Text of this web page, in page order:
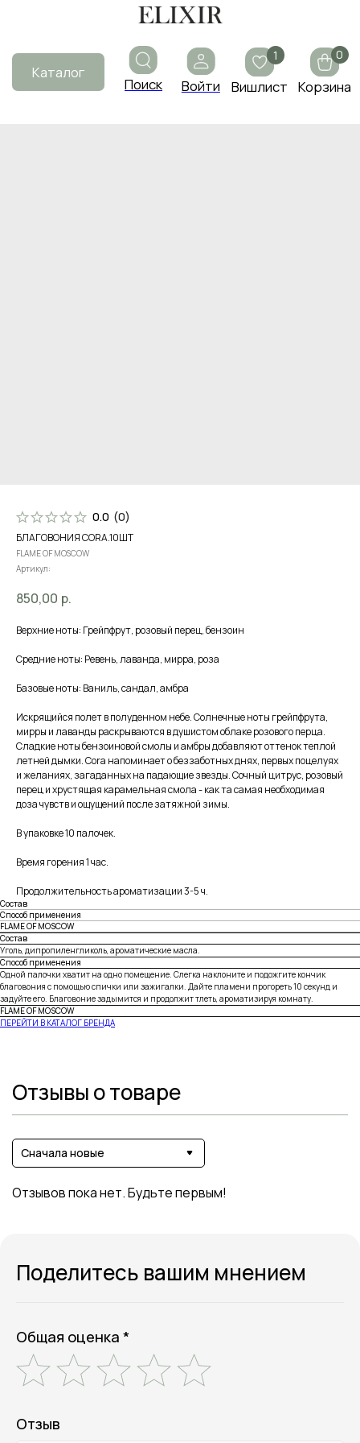
Поиск
Каталог
Войти Вишлист
0.0 (0)
БЛАГОВОНИЯ CORA.10ШТ
FLAME OF MOSCOW
Артикул:
850,00 р.
Верхние ноты: Грейпфрут, розовый перец, бензоин
Средние ноты: Ревень, лаванда, мирра, роза
Базовые ноты: Ваниль, сандал, амбра
Искрящийся полет в полуденном небе. Солнечные ноты грейпфрута,
мирры и лаванды раскрываются в душистом облаке розового перца.
Сладкие ноты бензоиновой смолы и амбры добавляют оттенок теплой
летней дымки. Cora напоминает о беззаботных днях, первых поцелуях
и желаниях, загаданных на падающие звезды. Сочный цитрус, розовый
перец и хрустящая карамельная смола - как та самая необходимая
доза чувств и ощущений после затяжной зимы.
В упаковке 10 палочек.
Время горения 1 час.
Продолжительность ароматизации 3-5 ч.
Состав
Способ применения
FLAME OF MOSCOW
Состав
Уголь, дипропиленгликоль, ароматические масла.
Способ применения
Одной палочки хватит на одно помещение. Слегка наклоните и подожгите кончик
благовония с помощью спички или зажигалки. Дайте пламени прогореть 10 секунд и
задуйте его. Благовоние задымится и продолжит тлеть, ароматизируя комнату.
FLAME OF MOSCOW
ПЕРЕЙТИ В КАТАЛОГ БРЕНДА
Отзывы о товаре
Сначала новые
Отзывов пока нет. Будьте первым!
Поделитесь вашим мнением
Общая оценка *
Отзыв